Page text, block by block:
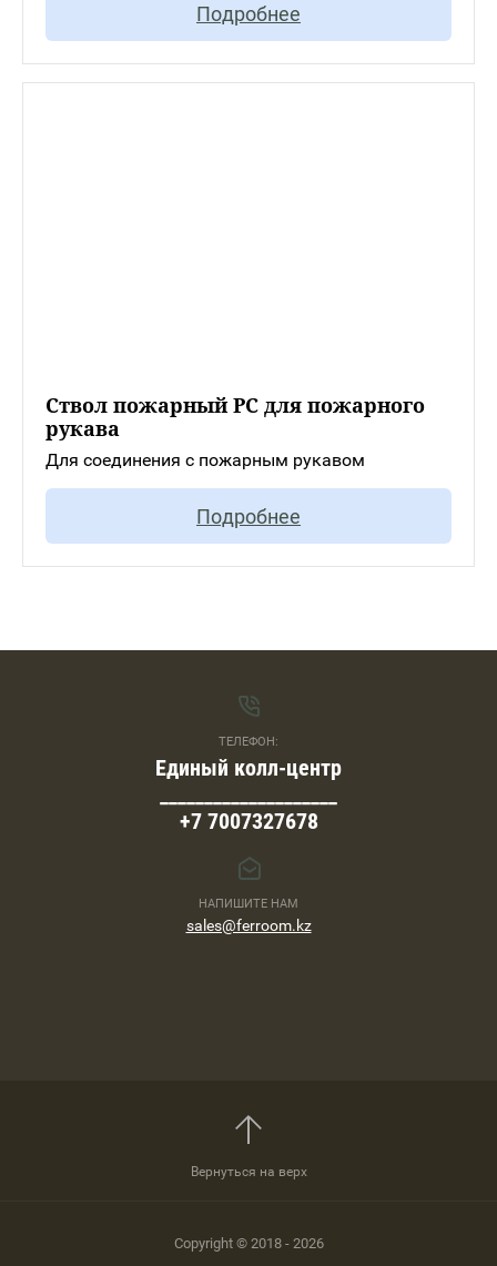
Подробнее
Ствол пожарный РС для пожарного
рукава
Для соединения с пожарным рукавом
Подробнее
ТЕЛЕФОН:
Единый колл-центр
+7 7007327678
НАПИШИТЕ НАМ
sales@ferroom.kz
Вернуться на верх
Copyright © 2018 - 2026